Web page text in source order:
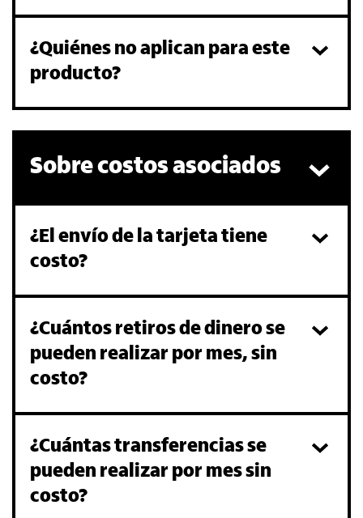
¿Quiénes no aplican para este
producto?
Sobre costos asociados
¿El envío de la tarjeta tiene
costo?
¿Cuántos retiros de dinero se
pueden realizar por mes, sin
costo?
¿Cuántas transferencias se
pueden realizar por mes sin
costo?